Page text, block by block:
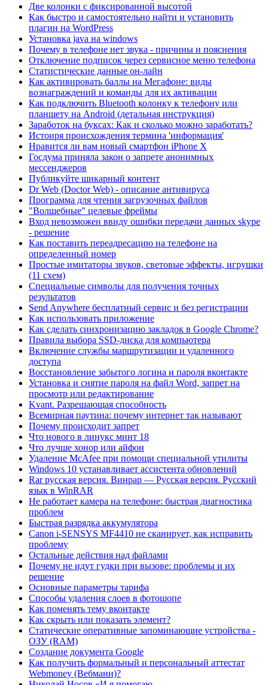
Две колонки с фиксированной высотой
Как быстро и самостоятельно найти и установить
плагин на WordPress
Установка java на windows
Почему в телефоне нет звука - причины и пояснения
Отключение подписок через сервисное меню телефона
Статистические данные он-лайн
Как активировать баллы на Мегафоне: виды
вознаграждений и команды для их активации
Как подключить Bluetooth колонку к телефону или
планшету на Android (детальная инструкция)
Заработок на буксах: Как и сколько можно заработать?
Истоиря происхождения термина 'информация'
Нравится ли вам новый смартфон iPhone X
Госдума приняла закон о запрете анонимных
мессенджеров
Публикуйте шикарный контент
Dr Web (Doctor Web) - описание антивируса
Программа для чтения загрузочных файлов
"Волшебные" целевые фреймы
Вход невозможен ввиду ошибки передачи данных skype
- решение
Как поставить переадресацию на телефоне на
определенный номер
Простые имитаторы звуков, световые эффекты, игрушки
(11 схем)
Специальные символы для получения точных
результатов
Send Anywhere бесплатный сервис и без регистрации
Как использовать приложение
Как сделать синхронизацию закладок в Google Chrome?
Правила выбора SSD-диска для компьютера
Включение службы маршрутизации и удаленного
доступа
Восстановление забытого логина и пароля вконтакте
Установка и снятие пароля на файл Word, запрет на
просмотр или редактирование
Kvant. Разрешающая способность
Всемирная паутина: почему интернет так называют
Почему происходит запрет
Что нового в линукс минт 18
Что лучше хонор или айфон
Удаление McAfee при помощи специальной утилиты
Windows 10 устанавливает ассистента обновлений
Rar русская версия. Винрар — Русская версия. Русский
язык в WinRAR
Не работает камера на телефоне: быстрая диагностика
проблем
Быстрая разрядка аккумулятора
Canon i-SENSYS MF4410 не сканирует, как исправить
проблему
Остальные действия над файлами
Почему не идут гудки при вызове: проблемы и их
решение
Основные параметры тарифа
Способы удаления слоев в фотошопе
Как поменять тему вконтакте
Как скрыть или показать элемент?
Статические оперативные запоминающие устройства -
ОЗУ (RAM)
Создание документа Google
Как получить формальный и персональный аттестат
Webmoney (Вебмани)?